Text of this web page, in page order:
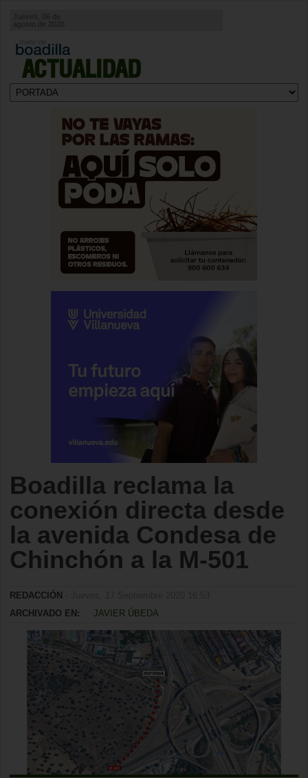
ACTUALIDAD
agosto de 2026
Boadilla reclama la
conexión directa desde
la avenida Condesa de
Chinchón a la M-501
REDACCIÓN
ARCHIVADO EN:
JAVIER ÚBEDA